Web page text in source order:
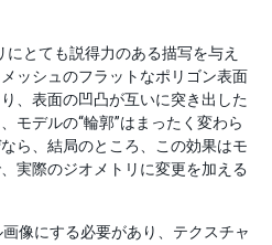
にとても説得力のある描写を与え
ッシュのフラットなポリゴン表面
、表面の凹凸が互いに突き出した
モデルの“輪郭”はまったく変わら
ら、結局のところ、この効果はモ
実際のジオメトリに変更を加える
像にする必要があり、テクスチャ